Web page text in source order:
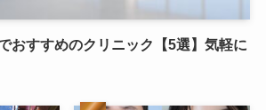
おすすめのクリニック【5選】気軽に